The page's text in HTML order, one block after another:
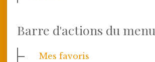
Barre d'actions du menu
Mes favoris